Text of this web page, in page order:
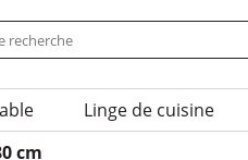
une marque ou un
clés à rechercher
Linge de cuisine
cm